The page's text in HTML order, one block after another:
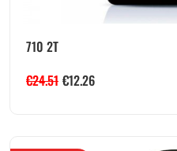
710 2T
€24.51 €12.26